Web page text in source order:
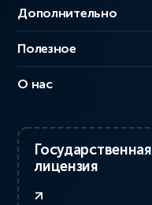
Дополнительно
Полезное
О нас
Государственная
лицензия